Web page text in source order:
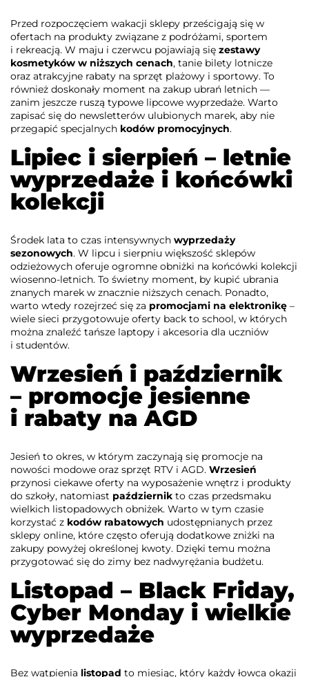
Przed rozpoczęciem wakacji sklepy prześcigają się w
ofertach na produkty związane z podróżami, sportem
i rekreacją. W maju i czerwcu pojawiają się zestawy
kosmetyków w niższych cenach, tanie bilety lotnicze
oraz atrakcyjne rabaty na sprzęt plażowy i sportowy. To
również doskonały moment na zakup ubrań letnich —
zanim jeszcze ruszą typowe lipcowe wyprzedaże. Warto
zapisać się do newsletterów ulubionych marek, aby nie
przegapić specjalnych kodów promocyjnych.
Lipiec i sierpień – letnie
wyprzedaże i końcówki
kolekcji
Środek lata to czas intensywnych wyprzedaży
sezonowych. W lipcu i sierpniu większość sklepów
odzieżowych oferuje ogromne obniżki na końcówki kolekcji
wiosenno-letnich. To świetny moment, by kupić ubrania
znanych marek w znacznie niższych cenach. Ponadto,
warto wtedy rozejrzeć się za promocjami na elektronikę –
wiele sieci przygotowuje oferty back to school, w których
można znaleźć tańsze laptopy i akcesoria dla uczniów
i studentów.
Wrzesień i październik
– promocje jesienne
i rabaty na AGD
Jesień to okres, w którym zaczynają się promocje na
nowości modowe oraz sprzęt RTV i AGD. Wrzesień
przynosi ciekawe oferty na wyposażenie wnętrz i produkty
do szkoły, natomiast październik to czas przedsmaku
wielkich listopadowych obniżek. Warto w tym czasie
korzystać z kodów rabatowych udostępnianych przez
sklepy online, które często oferują dodatkowe zniżki na
zakupy powyżej określonej kwoty. Dzięki temu można
przygotować się do zimy bez nadwyrężania budżetu.
Listopad – Black Friday,
Cyber Monday i wielkie
wyprzedaże
Bez wątpienia listopad to miesiąc, który każdy łowca okazji